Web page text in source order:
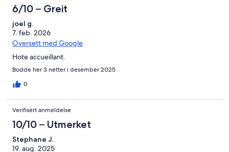
6/10 – Greit
joel g.
7. feb. 2026
Oversett med Google
Hote accueillant.
Bodde her 3 netter i desember 2025
0
Verifisert anmeldelse
10/10 – Utmerket
Stephane J.
19. aug. 2025